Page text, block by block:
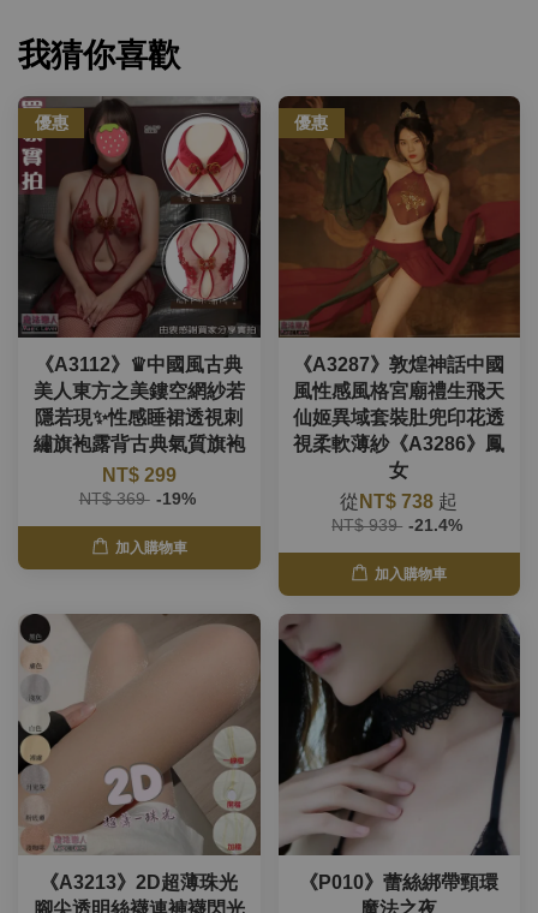
我猜你喜歡
優惠
《A3112》♛中國風古典
美人東方之美鏤空網紗若
隱若現✨性感睡裙透視刺
繡旗袍露背古典氣質旗袍
NT$ 299
NT$ 369 -19%
加入購物車
優惠
《A3287》敦煌神話中國
風性感風格宮廟禮生飛天
仙姬異域套裝肚兜印花透
視柔軟薄紗《A3286》鳳
女
從 NT$ 738 起
NT$ 939 -21.4%
加入購物車
《A3213》2D超薄珠光
腳尖透明絲襪連褲襪閃光
《P010》蕾絲綁帶頸環
魔法之夜